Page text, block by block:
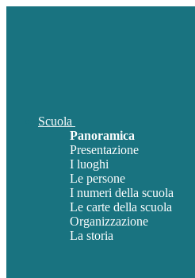
Scuola
Panoramica
Presentazione
I luoghi
Le persone
I numeri della scuola
Le carte della scuola
Organizzazione
La storia